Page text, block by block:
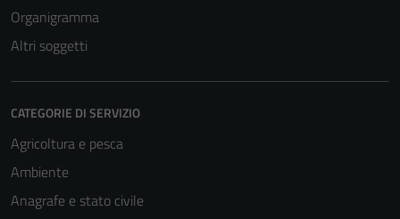
Organigramma
Altri soggetti
CATEGORIE DI SERVIZIO
Agricoltura e pesca
Ambiente
Anagrafe e stato civile